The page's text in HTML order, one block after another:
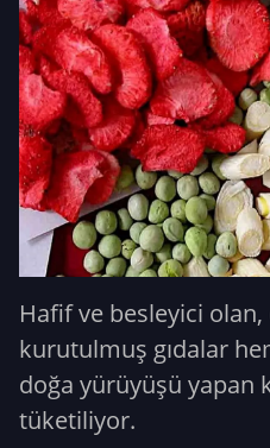
Hafif ve besleyici
kurutulmuş gıdalar
doğa yürüyüşü yapan
tüketiliyor.